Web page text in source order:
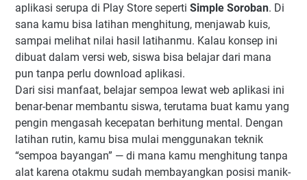
aplikasi serupa di Play Store seperti Simple Soroban. Di
sana kamu bisa latihan menghitung, menjawab kuis,
sampai melihat nilai hasil latihanmu. Kalau konsep ini
dibuat dalam versi web, siswa bisa belajar dari mana
pun tanpa perlu download aplikasi.
Dari sisi manfaat, belajar sempoa lewat web aplikasi ini
benar-benar membantu siswa, terutama buat kamu yang
pengin mengasah kecepatan berhitung mental. Dengan
latihan rutin, kamu bisa mulai menggunakan teknik
“sempoa bayangan” — di mana kamu menghitung tanpa
alat karena otakmu sudah membayangkan posisi manik-